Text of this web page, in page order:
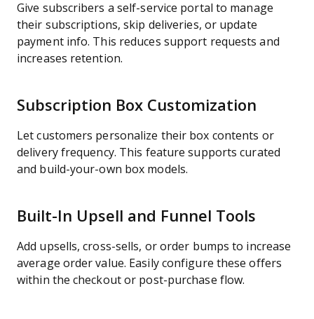
Give subscribers a self-service portal to manage
their subscriptions, skip deliveries, or update
payment info. This reduces support requests and
increases retention.
Subscription Box Customization
Let customers personalize their box contents or
delivery frequency. This feature supports curated
and build-your-own box models.
Built-In Upsell and Funnel Tools
Add upsells, cross-sells, or order bumps to increase
average order value. Easily configure these offers
within the checkout or post-purchase flow.